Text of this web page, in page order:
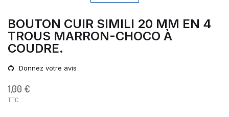
BOUTON CUIR SIMILI 20 MM EN 4
TROUS MARRON-CHOCO À
COUDRE.
Donnez votre avis
1,00 €
TTC